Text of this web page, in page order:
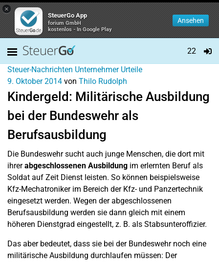
×
SteuerGo App
forium GmbH
kostenlos - In Google Play
Ansehen
22
Steuer-Nachrichten Unternehmer Urteile
9. Oktober 2014 von Thilo Rudolph
Kindergeld: Militärische Ausbildung
bei der Bundeswehr als
Berufsausbildung
Die Bundeswehr sucht auch junge Menschen, die dort mit
ihrerabgeschlossenen Ausbildung im erlernten Beruf als
Soldat auf Zeit Dienst leisten. So können beispielsweise
Kfz-Mechatroniker im Bereich der Kfz- und Panzertechnik
eingesetzt werden. Wegen der abgeschlossenen
Berufsausbildung werden sie dann gleich mit einem
höheren Dienstgrad eingestellt, z. B. als Stabsunteroffizier.
Das aber bedeutet, dass sie bei der Bundeswehr noch eine
militärische Ausbildung durchlaufen müssen: Der